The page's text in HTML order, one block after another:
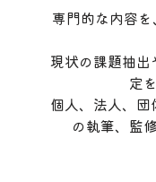
専門的な内容
現状の課題抽
定
個人、法人、
の執筆、監